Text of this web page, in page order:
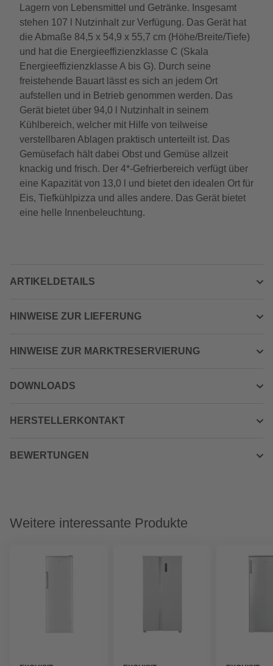
Lagern von Lebensmittel und Getränke. Insgesamt
stehen 107 l Nutzinhalt zur Verfügung. Das Gerät hat
die Abmaße 84,5 x 54,9 x 55,7 cm (Höhe/Breite/Tiefe)
und hat die Energieeffizienzklasse C (Skala
Energieeffizienzklasse A bis G). Durch seine
freistehende Bauart lässt es sich an jedem Ort
aufstellen und in Betrieb genommen werden. Das
Gerät bietet über 94,0 l Nutzinhalt in seinem
Kühlbereich, welcher mit Hilfe von teilweise
verstellbaren Ablagen praktisch unterteilt ist. Das
Gemüsefach hält dabei Obst und Gemüse allzeit
knackig und frisch. Der 4*-Gefrierbereich verfügt über
eine Kapazität von 13,0 l und bietet den idealen Ort für
Eis, Tiefkühlpizza und alles andere. Das Gerät bietet
eine helle Innenbeleuchtung.
ARTIKELDETAILS
HINWEISE ZUR LIEFERUNG
HINWEISE ZUR MARKTRESERVIERUNG
DOWNLOADS
HERSTELLERKONTAKT
BEWERTUNGEN
Weitere interessante Produkte